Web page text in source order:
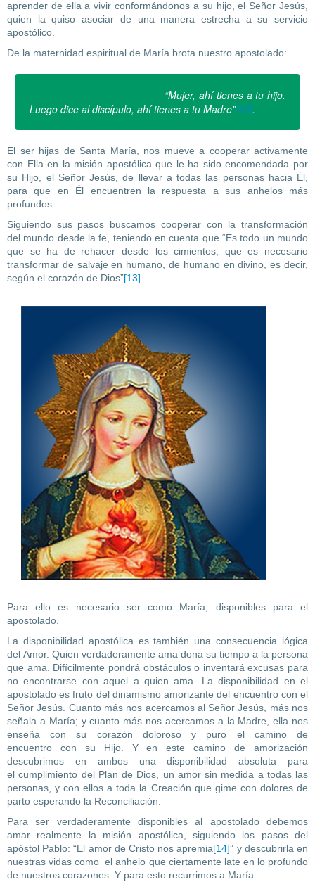
aprender de ella a vivir conformándonos a su hijo, el Señor Jesús,
quien la quiso asociar de una manera estrecha a su servicio
apostólico.
De la maternidad espiritual de María brota nuestro apostolado:
“Mujer, ahí tienes a tu hijo.
Luego dice al discípulo, ahí tienes a tu Madre”[12].
El ser hijas de Santa María, nos mueve a cooperar activamente
con Ella en la misión apostólica que le ha sido encomendada por
su Hijo, el Señor Jesús, de llevar a todas las personas hacia Él,
para que en Él encuentren la respuesta a sus anhelos más
profundos.
Siguiendo sus pasos buscamos cooperar con la transformación
del mundo desde la fe, teniendo en cuenta que “Es todo un mundo
que se ha de rehacer desde los cimientos, que es necesario
transformar de salvaje en humano, de humano en divino, es decir,
según el corazón de Dios”[13]
Para ello es necesario ser como María, disponibles para el
apostolado.
La disponibilidad apostólica es también una consecuencia lógica
del Amor. Quien verdaderamente ama dona su tiempo a la persona
que ama. Difícilmente pondrá obstáculos o inventará excusas para
no encontrarse con aquel a quien ama. La disponibilidad en el
apostolado es fruto del dinamismo amorizante del encuentro con el
Señor Jesús. Cuanto más nos acercamos al Señor Jesús, más nos
señala a María; y cuanto más nos acercamos a la Madre, ella nos
enseña con su corazón doloroso y puro el camino de
encuentro con su Hijo. Y en este camino de amorización
descubrimos en ambos una disponibilidad absoluta para
el cumplimiento del Plan de Dios, un amor sin medida a todas las
personas, y con ellos a toda la Creación que gime con dolores de
parto esperando la Reconciliación.
Para ser verdaderamente disponibles al apostolado debemos
amar realmente la misión apostólica, siguiendo los pasos del
apóstol Pablo: “El amor de Cristo nos apremia[14]” y descubrirla en
nuestras vidas como el anhelo que ciertamente late en lo profundo
de nuestros corazones. Y para esto recurrimos a María.